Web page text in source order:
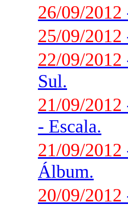
26/09/2012
25/09/2012
22/09/2012
Sul.
21/09/2012
- Escala.
21/09/2012
Álbum.
20/09/2012